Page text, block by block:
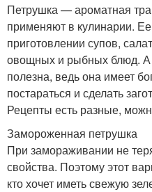
Петрушка — ароматная
применяют в кулинарии.
приготовлении супов,
овощных и рыбных блюд. А
полезна, ведь она имеет
постараться и сделать
Рецепты есть разные,
Замороженная петрушка
При замораживании не
свойства. Поэтому этот
кто хочет иметь свежую